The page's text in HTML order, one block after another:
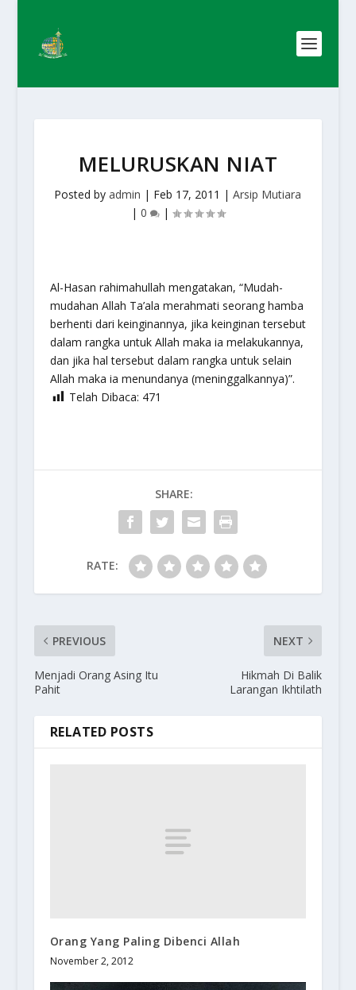
MELURUSKAN NIAT
Posted byadmin | Feb 17, 2011 |Arsip Mutiara
| 0 |
Al-Hasan rahimahullah mengatakan, “Mudah-
mudahan Allah Ta’ala merahmati seorang hamba
berhenti dari keinginannya, jika keinginan tersebut
dalam rangka untuk Allah maka ia melakukannya,
dan jika hal tersebut dalam rangka untuk selain
Allah maka ia menundanya (meninggalkannya)”.
Telah Dibaca: 471
SHARE:
RATE:
PREVIOUS
Menjadi Orang Asing Itu
Pahit
NEXT
Hikmah Di Balik
Larangan Ikhtilath
RELATED POSTS
Orang Yang Paling Dibenci Allah
November 2, 2012